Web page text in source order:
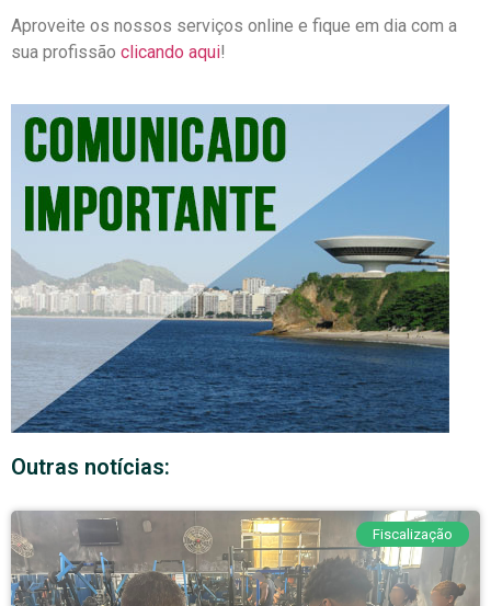
Aproveite os nossos serviços online e fique em dia com a
sua profissão clicando aqui!
Outras notícias:
Fiscalização